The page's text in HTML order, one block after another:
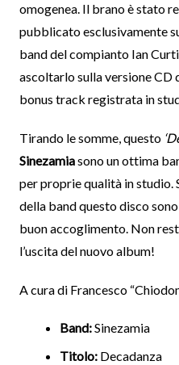
omogenea. Il brano è stato
pubblicato esclusivamente
band del compianto Ian
ascoltarlo sulla versione CD
bonus track registrata in
Tirando le somme, questo
Sinezamiasono un ottima
per proprie qualità in studio.
della band questo disco
buon accoglimento. Non
l’uscita del nuovo album!
A cura di Francesco
Band:Sinezamia
Titolo:Decadanza